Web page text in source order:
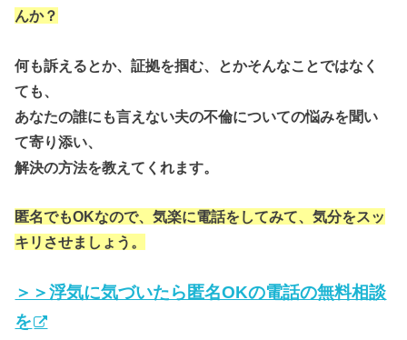
んか？
何も訴えるとか、証拠を掴む、とかそんなことではなく
ても、
あなたの誰にも言えない夫の不倫についての悩みを聞い
て寄り添い、
解決の方法を教えてくれます。
匿名でもOKなので、気楽に電話をしてみて、気分をスッ
キリさせましょう。
＞＞浮気に気づいたら匿名OKの電話の無料相談
を